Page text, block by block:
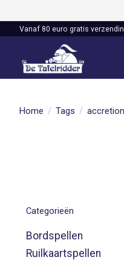
Vanaf 80 euro gratis
Home / Tags /
Categorieën
Bordspellen
Ruilkaartspellen